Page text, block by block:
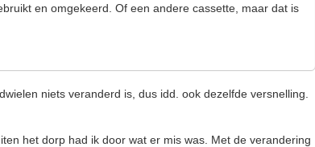
en omgekeerd. Of een andere cassette, maar dat is
niets veranderd is, dus idd. ook dezelfde versnelling.
het dorp had ik door wat er mis was. Met de verandering